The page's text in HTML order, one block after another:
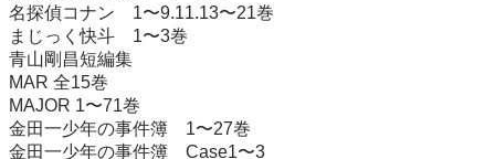
名探偵コナン　1〜9.11.13〜21巻
まじっく快斗　1〜3巻
青山剛昌短編集
MAR 全15巻
MAJOR 1〜71巻
金田一少年の事件簿　1〜27巻
金田一少年の事件簿　Case1〜3